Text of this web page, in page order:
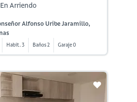
Arriendo
Alfonso Uribe Jaramillo,
Habit. 3 Baños 2 Garaje 0